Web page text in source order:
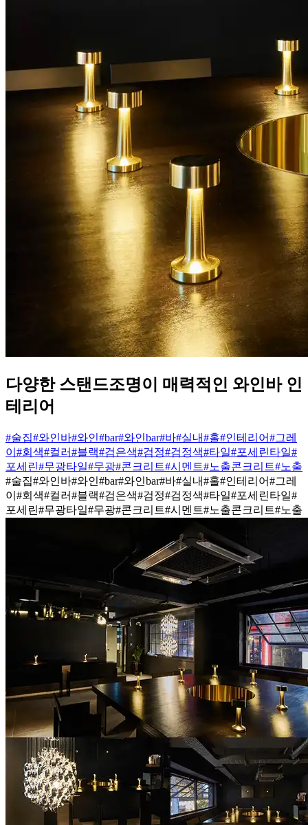
다양한 스탠드조명이 매력적인 와인바 인
테리어
#술집#와인바#와인#bar#와인bar#바#실내#홀#인테리어#그레
이 #회색#컬러#블랙#검은색#검정#검정색#타일#포세린타일#
포세린#무광타일#무광#콘크리트#시멘트#노출콘크리트#노출
#술집#와인바#와인#bar#와인bar#바#실내#홀#인테리어#그레
이 #회색#컬러#블랙#검은색#검정#검정색#타일#포세린타일#
포세린#무광타일#무광#콘크리트#시멘트#노출콘크리트#노출